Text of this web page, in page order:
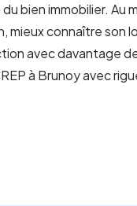
bien immobilier. Au
mieux connaître son
avec davantage
à Brunoy avec